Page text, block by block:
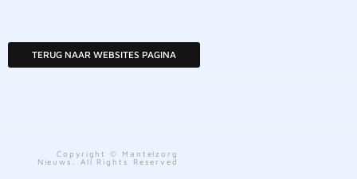
TERUG NAAR WEBSITES PAGINA
Copyright © Mantelzorg
Nieuws. All Rights Reserved